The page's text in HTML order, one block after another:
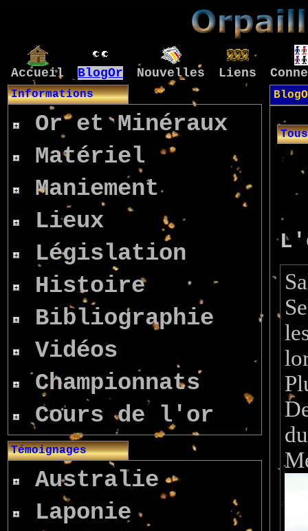
Accueil BlogOr Nouvelles Liens
Informations
Or et Minéraux
Matériel
Maniement
Lieux
Législation
Histoire
Bibliographie
Vidéos
Championnats
Cours de l'or
Témoignages
Australie
Laponie